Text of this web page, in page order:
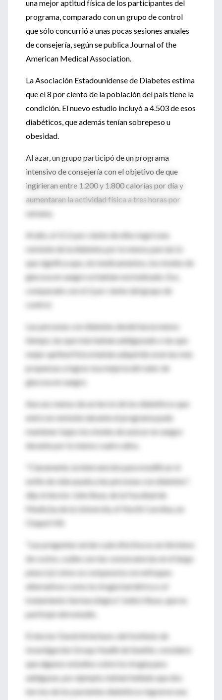
una mejor aptitud física de los participantes del
programa, comparado con un grupo de control
que sólo concurrió a unas pocas sesiones anuales
de consejería, según se publica Journal of the
American Medical Association.
La Asociación Estadounidense de Diabetes estima
que el 8 por ciento de la población del país tiene la
condición. El nuevo estudio incluyó a 4.503 de esos
diabéticos, que además tenían sobrepeso u
obesidad.
Al azar, un grupo participó de un programa
intensivo de consejería con el objetivo de que
ingirieran entre 1.200 y 1.800 calorías por día y
aumentaran la actividad física a tres horas por
semana.
Al año, el 11,5 por ciento de ellos logró una
remisión de la diabetes por lo menos parcial, lo
que significa que, sin medicamentos, los niveles de
glucosa en sangre se habían normalizado. Eso,
comparado con el 2 por ciento del grupo de
control.
Las personas con diabetes desde hacía menos
tiempo, las que más habían adelgazado o las que
mejor aptitud física habían adquirido eran las más
propensas a lograr esa mejoría del valor de
glucosa en sangre.
Aun así, menos de un tercio de los diabéticos que
entró en remisión durante el programa pudo
mantener bajos los niveles de azúcar en sangre
durante por lo menos cuatro años.
"Claramente, la intervención para modificar el
estilo de vida ayuda a las personas con diabetes",
dijo el doctor John Buse, de la Facultad de
Medicina de la University of North Carolina, en
Chapel Hill.
"Las preguntas serían cuán efectiva es en términos
de costos, cuáles son las consecuencias en el largo
plazo (y) cómo se compararía con enfoques
alternativos como la cirugía bariátrica o el
tratamiento farmacológico", indicó Buse, que no
participó del estudio.
El doctor David Arterburn, del Instituto de
Investigación Group Health de Seattle, consideró
que algunos estudios sobre la cirugía para
adelgazar, por ejemplo, habían hallado que dos
tercios de los pacientes diabéticos lograron una